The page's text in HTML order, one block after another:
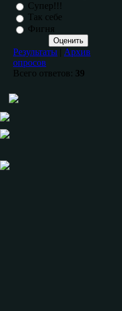
Супер!!!
Так себе
Фигня
Результаты | Архив
опросов
Всего ответов: 39